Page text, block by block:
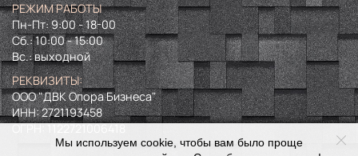
РЕЖИМ РАБОТЫ
Пн-Пт: 9:00 - 18-00
Сб.: 10:00 - 15:00
Вс.: выходной
РЕКВИЗИТЫ:
ООО "ДВК Опора Бизнеса"
ИНН:2721193458
ОГРН:1122721006418
Мы используем cookie, чтобы вам было проще